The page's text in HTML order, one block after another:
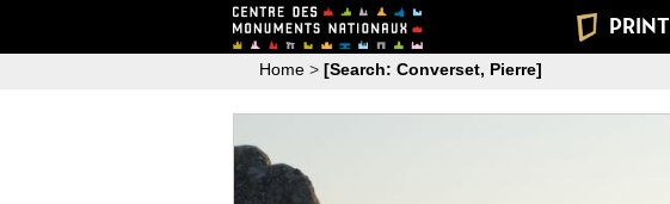
PRINT
Home > [Search: Converset, Pierre]